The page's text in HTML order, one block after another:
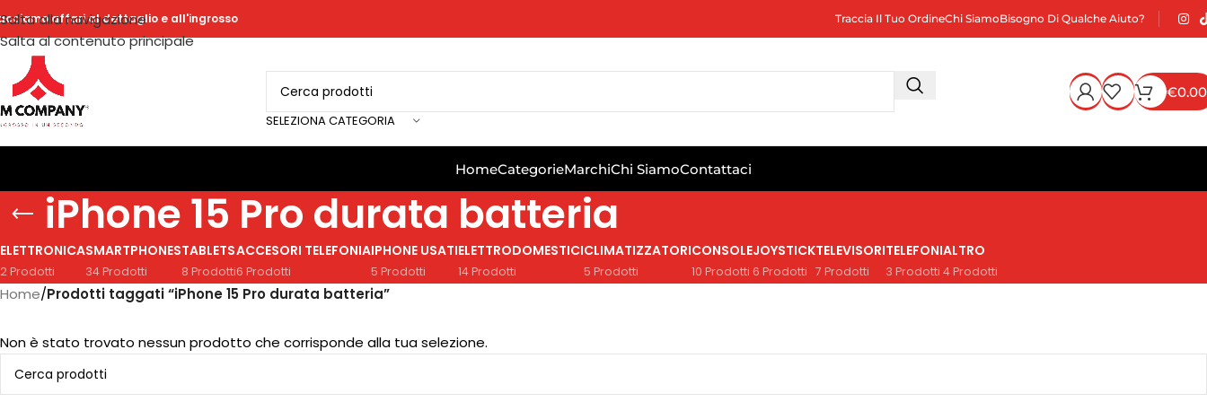
Salta alla navigazione
Salta al contenuto principale
affari al dettaglio e all'ingrosso Traccia Il Tuo OrdineChi SiamoBisogno Di Qualche Aiuto?
SELEZIONA CATEGORIA
€0.00
HomeCategorieMarchiChi SiamoContattaci
iPhone 15 Pro durata batteria
ELETTRONICA
2 Prodotti
SMARTPHONES
34 Prodotti
TABLETS
8 Prodotti
ACCESORI TELEFONIA
6 Prodotti
IPHONE USATI
5 Prodotti
ELETTRODOMESTICI
14 Prodotti
CLIMATIZZATORI
5 Prodotti
CONSOLE
10 Prodotti
JOYSTICK
6 Prodotti
TELEVISORI
7 Prodotti
TELEFONI
3 Prodotti
ALTRO
4 Prodotti
Home/Prodotti taggati “iPhone 15 Pro durata batteria”
Non è stato trovato nessun prodotto che corrisponde alla tua selezione.